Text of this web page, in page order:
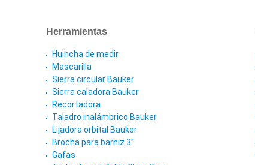
Herramientas
Huincha de medir
Mascarilla
Sierra circular Bauker
Sierra caladora Bauker
Recortadora
Taladro inalámbrico Bauker
Lijadora orbital Bauker
Brocha para barniz 3”
Gafas